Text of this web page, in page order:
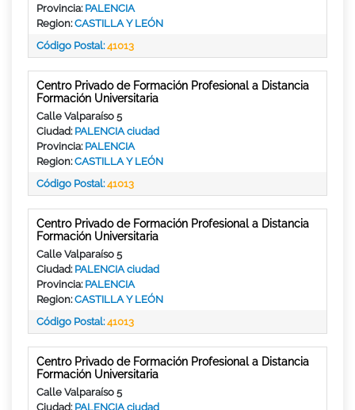
Provincia: PALENCIA
Region:CASTILLA Y LEÓN
Código Postal:41013
Centro Privado de Formación Profesional a Distancia
Formación Universitaria
Calle Valparaíso 5
Ciudad: PALENCIA ciudad
Provincia: PALENCIA
Region:CASTILLA Y LEÓN
Código Postal:41013
Centro Privado de Formación Profesional a Distancia
Formación Universitaria
Calle Valparaíso 5
Ciudad: PALENCIA ciudad
Provincia: PALENCIA
Region:CASTILLA Y LEÓN
Código Postal:41013
Centro Privado de Formación Profesional a Distancia
Formación Universitaria
Calle Valparaíso 5
Ciudad: PALENCIA ciudad